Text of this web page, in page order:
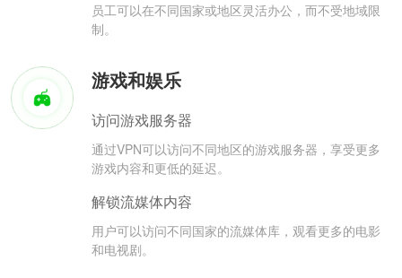
员工可以在不同国家或地区灵活办公，而不受地域限
制。
游戏和娱乐
访问游戏服务器
通过VPN可以访问不同地区的游戏服务器，享受更多
游戏内容和更低的延迟。
解锁流媒体内容
用户可以访问不同国家的流媒体库，观看更多的电影
和电视剧。